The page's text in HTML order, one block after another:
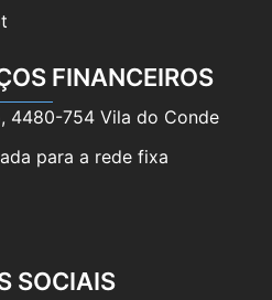
FINANCEIROS
4480-754 Vila do Conde
para a rede fixa
SOCIAIS